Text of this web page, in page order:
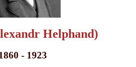
Helphand)
- 1923